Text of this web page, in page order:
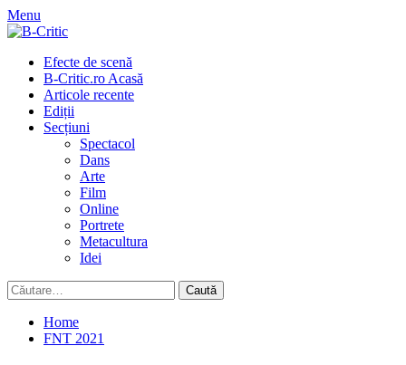
Skip
to
Menu
Primary
Menu
Efecte de scenă
B-Critic.ro Acasă
Articole recente
Ediții
Secțiuni
Spectacol
Dans
Arte
Film
Online
Portrete
Metacultura
Idei
Caută
după:
Home
FNT 2021